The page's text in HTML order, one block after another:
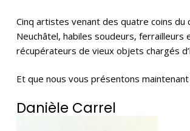
Cinq artistes venant des quatre coins du
Neuchâtel, habiles soudeurs, ferrailleurs
récupérateurs de vieux objets chargés
Et que nous vous présentons maintenant
Danièle Carrel